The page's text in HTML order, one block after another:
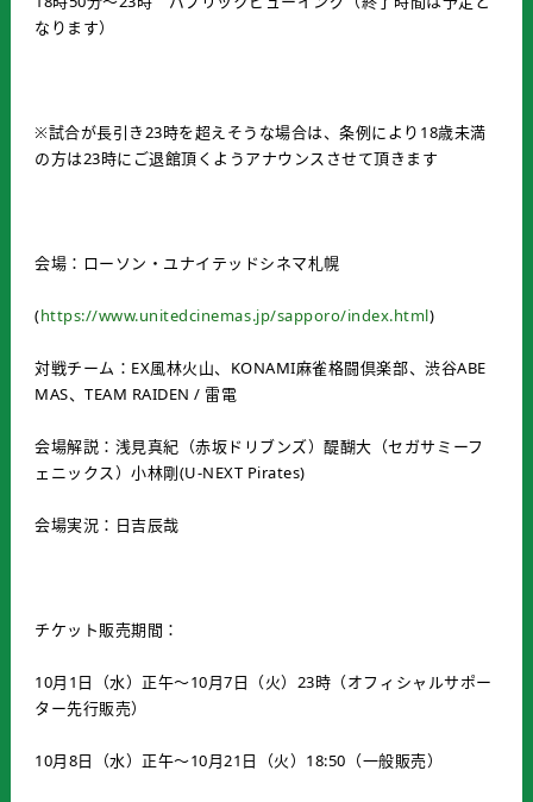
なります）
※試合が長引き23時を超えそうな場合は、条例により18歳未満
の方は23時にご退館頂くようアナウンスさせて頂きます
会場：ローソン・ユナイテッドシネマ札幌
(https://www.unitedcinemas.jp/sapporo/index.html)
対戦チーム：EX風林火山、KONAMI麻雀格闘倶楽部、渋谷ABE
MAS、TEAM RAIDEN / 雷電
会場解説：浅見真紀（赤坂ドリブンズ）醍醐大（セガサミーフ
ェニックス）小林剛(U-NEXT Pirates)
会場実況：日吉辰哉
チケット販売期間：
10月1日（水）正午～10月7日（火）23時（オフィシャルサポー
ター先行販売）
10月8日（水）正午～10月21日（火）18:50（一般販売）